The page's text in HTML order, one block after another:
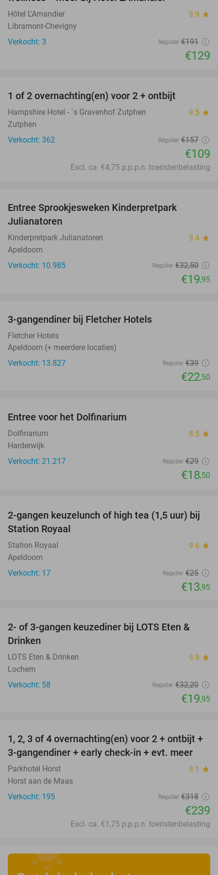
Hôtel L'Amandier 9.9 star
Libramont-Chevigny
Verkocht: 3
Regulier €191
€129
1 of 2 overnachting(en) voor 2 + ontbijt
Hampshire Hotel - ´s Gravenhof Zutphen 9.5 star
Zutphen
Verkocht: 362
Regulier €157
€109
Excl. ca. €4,75 p.p.p.n. toeristenbelasting
Entree Sprookjesweken Kinderpretpark
Julianatoren
Kinderpretpark Julianatoren 9.4 star
Apeldoorn
Verkocht: 10.985
Regulier €32,50
€19,95
3-gangendiner bij Fletcher Hotels
Fletcher Hotels
Apeldoorn (+ meerdere locaties)
Verkocht: 13.827
Regulier €39
€22,50
Entree voor het Dolfinarium
Dolfinarium 8.5 star
Harderwijk
Verkocht: 21.217
Regulier €29
€18,50
44%
2-gangen keuzelunch of high tea (1,5 uur) bij
Station Royaal
Station Royaal 9.6 star
Apeldoorn
Verkocht: 17
Regulier €25
€13,95
38%
2- of 3-gangen keuzediner bij LOTS Eten &
Drinken
LOTS Eten & Drinken 9.9 star
Lochem
Verkocht: 58
Regulier €32,20
€19,95
25%
1, 2, 3 of 4 overnachting(en) voor 2 + ontbijt +
3-gangendiner + early check-in + evt. meer
Parkhotel Horst 9.1 star
Horst aan de Maas
Verkocht: 195
Regulier €318
€239
Excl. ca. €1,75 p.p.p.n. toeristenbelasting